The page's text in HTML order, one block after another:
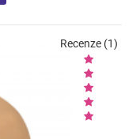
Recenze (1)